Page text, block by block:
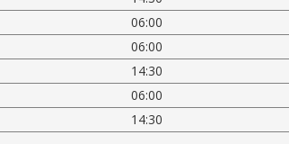
06:00
06:00
14:30
06:00
14:30